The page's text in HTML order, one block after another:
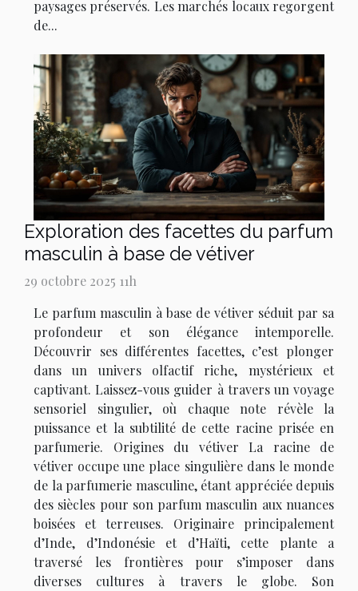
paysages préservés. Les marchés locaux regorgent
de...
Exploration des facettes du parfum
masculin à base de vétiver
29 octobre 2025 11h
Le parfum masculin à base de vétiver séduit par sa
profondeur et son élégance intemporelle.
Découvrir ses différentes facettes, c’est plonger
dans un univers olfactif riche, mystérieux et
captivant. Laissez-vous guider à travers un voyage
sensoriel singulier, où chaque note révèle la
puissance et la subtilité de cette racine prisée en
parfumerie. Origines du vétiver La racine de
vétiver occupe une place singulière dans le monde
de la parfumerie masculine, étant appréciée depuis
des siècles pour son parfum masculin aux nuances
boisées et terreuses. Originaire principalement
d’Inde, d’Indonésie et d’Haïti, cette plante a
traversé les frontières pour s’imposer dans
diverses cultures à travers le globe. Son